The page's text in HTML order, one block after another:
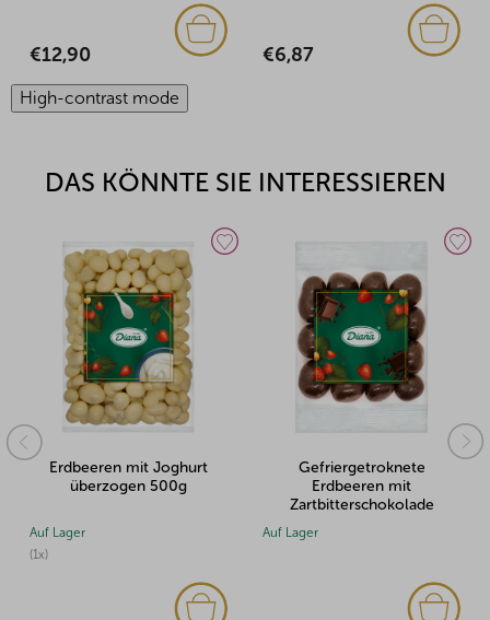
€6,87 €31,97
High-contrast mode
DAS KÖNNTE SIE INTERESSIEREN
mit Joghurt
500g
Gefriergetroknete
Erdbeeren mit
Zartbitterschokolade
überzogen 100g